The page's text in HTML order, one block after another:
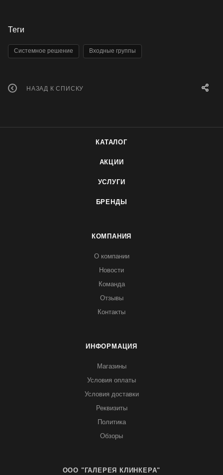
Теги
Системное решение Входные группы
НАЗАД К СПИСКУ
КАТАЛОГ
АКЦИИ
УСЛУГИ
БРЕНДЫ
КОМПАНИЯ
О компании
Новости
Команда
Отзывы
Контакты
ИНФОРМАЦИЯ
Магазины
Условия оплаты
Условия доставки
Реквизиты
Политика
Обзоры
ООО "ГАЛЕРЕЯ КЛИНКЕРА"